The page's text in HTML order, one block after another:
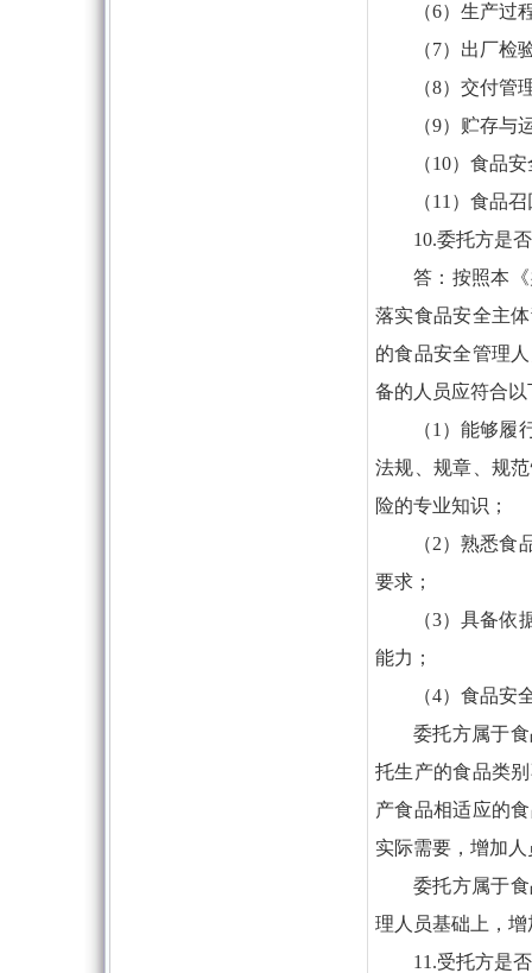
（6）生产过
（7）出厂检
（8）交付管
（9）贮存与
（10）食品
（11）食品
10.委托方是
答：按照本
落实食品安全主
的食品安全管理
备的人员应符合以
（1）能够
法规、规章、规
险的专业知识；
（2）熟悉
要求；
（3）具备
能力；
（4）食品
委托方属于
托生产的食品类
产食品相适应的
实际需要，增加
委托方属于
理人员基础上，
11.受托方是